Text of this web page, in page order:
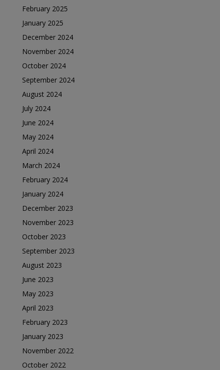
February 2025
January 2025
December 2024
November 2024
October 2024
September 2024
August 2024
July 2024
June 2024
May 2024
April 2024
March 2024
February 2024
January 2024
December 2023
November 2023
October 2023
September 2023
August 2023
June 2023
May 2023
April 2023
February 2023
January 2023
November 2022
October 2022